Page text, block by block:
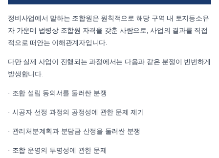
정비사업에서 말하는 조합원은 원칙적으로 해당 구역 내 토지등소유
자 가운데 법령상 조합원 자격을 갖춘 사람으로, 사업의 결과를 직접
적으로 떠안는 이해관계자입니다.
다만 실제 사업이 진행되는 과정에서는 다음과 같은 분쟁이 빈번하게
발생합니다.
· 조합 설립 동의서를 둘러싼 분쟁
· 시공자 선정 과정의 공정성에 관한 문제 제기
· 관리처분계획과 분담금 산정을 둘러싼 분쟁
· 조합 운영의 투명성에 관한 문제